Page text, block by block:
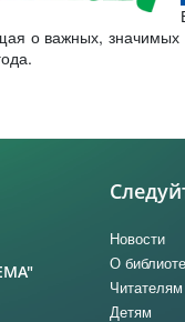
о важных, значимых
Новости
О
Читателям
Детям